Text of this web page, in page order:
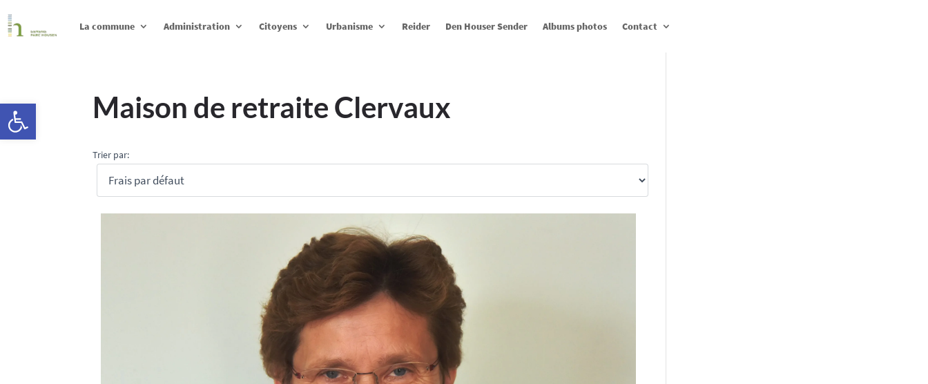
La commune Administration Citoyens Urbanisme Reider Den Houser Sender Albums photos Contact
Maison de retraite Clervaux
Trier par:
Ouvrir la barre d’outils